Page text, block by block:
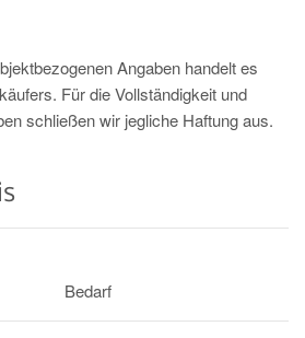
Angaben handelt es
Für die Vollständigkeit und
schließen wir jegliche Haftung aus.
Bedarf